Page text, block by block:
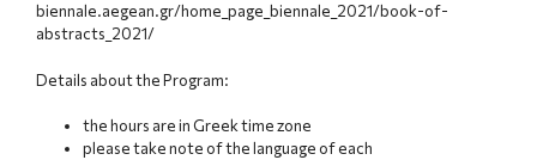
biennale.aegean.gr/home_page_biennale_2021/book-of-
abstracts_2021/
Details about the Program:
the hours are in Greek time zone
please take note of the language of each